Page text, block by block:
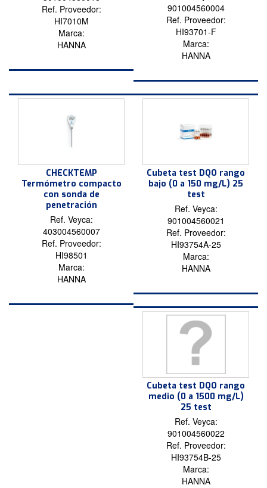
Ref. Proveedor:
HI7010M
Marca:
HANNA
901004560004
Ref. Proveedor:
HI93701-F
Marca:
HANNA
CHECKTEMP
Termómetro compacto
con sonda de
penetración
Ref. Veyca:
403004560007
Ref. Proveedor:
HI98501
Marca:
HANNA
Cubeta test DQO rango
bajo (0 a 150 mg/L) 25
test
Ref. Veyca:
901004560021
Ref. Proveedor:
HI93754A-25
Marca:
HANNA
Cubeta test DQO rango
medio (0 a 1500 mg/L)
25 test
Ref. Veyca:
901004560022
Ref. Proveedor:
HI93754B-25
Marca:
HANNA